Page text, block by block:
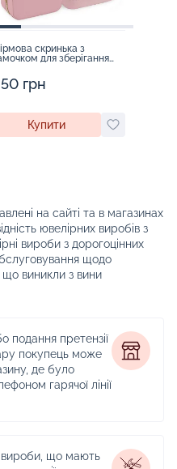
скринька з
для зберігання
грн
Купити
на сайті та в магазинах
ювелірних виробів з
вироби з дорогоцінних
щодо
що виникли з вини
подання претензії
покупець може
де було
гарячої лінії
вироби, що мають